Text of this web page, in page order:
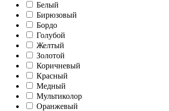
Белый
Бирюзовый
Бордо
Голубой
Желтый
Золотой
Коричневый
Красный
Медный
Мультиколор
Оранжевый